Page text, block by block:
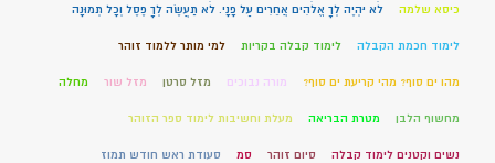
כיסא שלמה לֹא יִהְיֶה לְךָ אֱלֹהִים אֲחֵרִים עַל פָּנָי. לֹא תַעֲשֶׂה לְךָ פֶסֶל וְכָל תְּמוּנָה
לימוד חכמת הקבלה לימוד קבלה בקריות למי מותר ללמוד זוהר
מהו ים סוף? מהי קריעת ים סוף? מורה נבוכים מזל סרטן מזל שור מחלה
מחשוף הלבן מטרת הבריאה מעלת וחשיבות לימוד ספר הזוהר
נשים וקטנים לימוד קבלה סיום זוהר סמ סעודת ראש חודש תמוז